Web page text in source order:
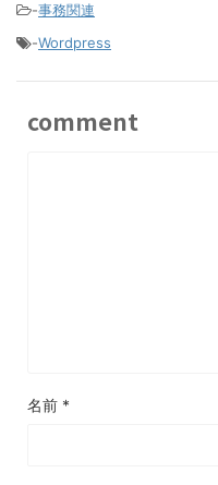
-事務関連
-Wordpress
comment
名前 *